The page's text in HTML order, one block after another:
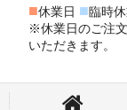
■休業日 ■臨時
※休業日のご注
いただきます。